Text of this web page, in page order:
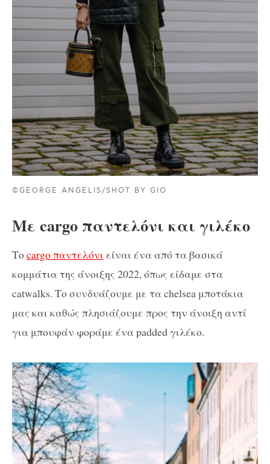
©GEORGE ANGELIS/SHOT BY GIO
Με cargo παντελόνι και γιλέκο
Τοcargo παντελόνι είναι ένα από τα βασικά
κομμάτια της άνοιξης 2022, όπως είδαμε στα
catwalks. Το συνδυάζουμε με τα chelsea μποτάκια
μας και καθώς πλησιάζουμε προς την άνοιξη αντί
για μπουφάν φοράμε ένα padded γιλέκο.